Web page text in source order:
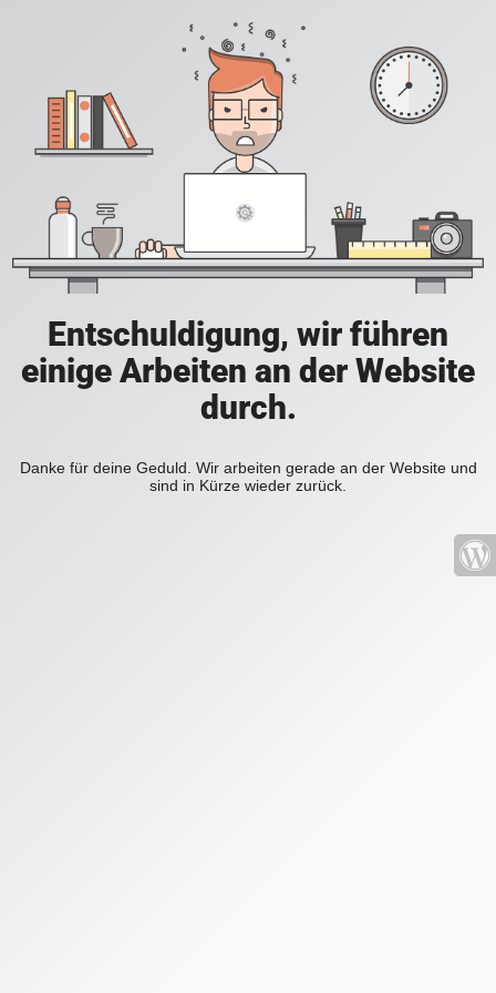
Entschuldigung, wir führen
einige Arbeiten an der Website
durch.
Danke für deine Geduld. Wir arbeiten gerade an der Website und
sind in Kürze wieder zurück.